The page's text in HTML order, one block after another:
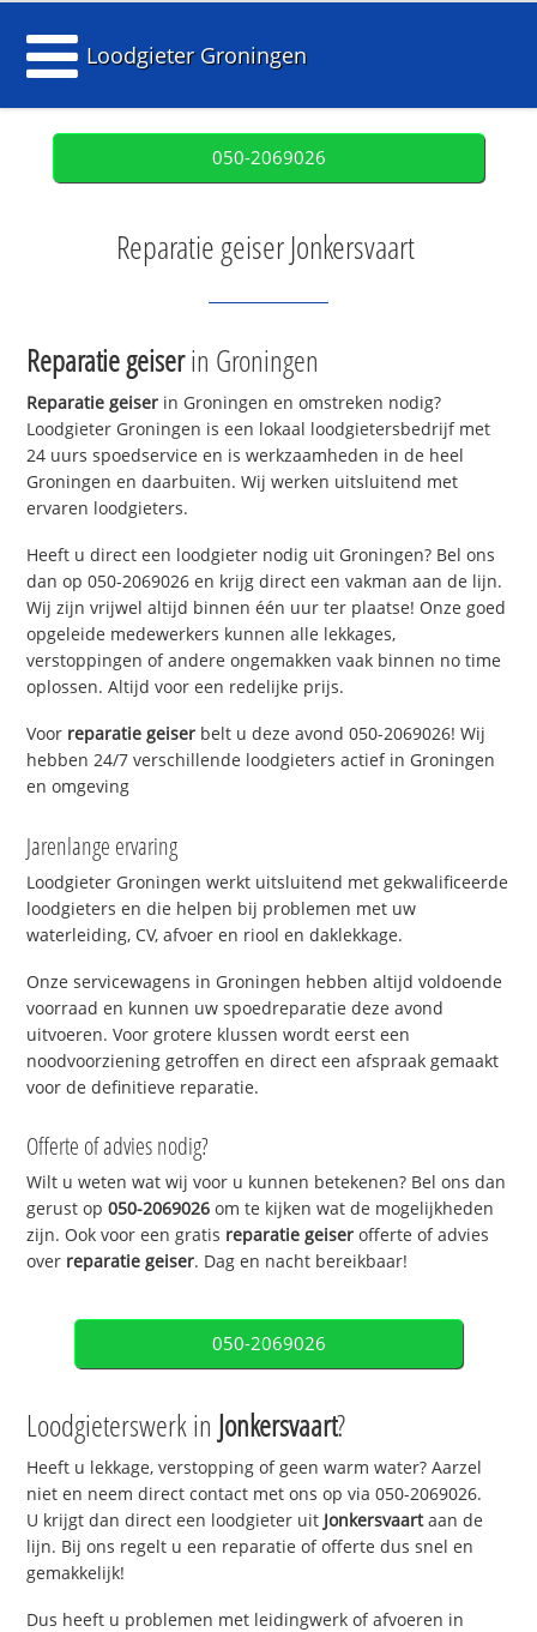
Loodgieter Groningen
050-2069026
Reparatie geiser Jonkersvaart
Reparatie geiserin Groningen
Reparatie geiser in Groningen en omstreken nodig?
Loodgieter Groningen is een lokaal loodgietersbedrijf met
24 uurs spoedservice en is werkzaamheden in de heel
Groningen en daarbuiten. Wij werken uitsluitend met
ervaren loodgieters.
Heeft u direct een loodgieter nodig uit Groningen? Bel ons
dan op 050-2069026 en krijg direct een vakman aan de lijn.
Wij zijn vrijwel altijd binnen één uur ter plaatse! Onze goed
opgeleide medewerkers kunnen alle lekkages,
verstoppingen of andere ongemakken vaak binnen no time
oplossen. Altijd voor een redelijke prijs.
Voor reparatie geiser belt u deze avond 050-2069026! Wij
hebben 24/7 verschillende loodgieters actief in Groningen
en omgeving
Jarenlange ervaring
Loodgieter Groningen werkt uitsluitend met gekwalificeerde
loodgieters en die helpen bij problemen met uw
waterleiding, CV, afvoer en riool en daklekkage.
Onze servicewagens in Groningen hebben altijd voldoende
voorraad en kunnen uw spoedreparatie deze avond
uitvoeren. Voor grotere klussen wordt eerst een
noodvoorziening getroffen en direct een afspraak gemaakt
voor de definitieve reparatie.
Offerte of advies nodig?
Wilt u weten wat wij voor u kunnen betekenen? Bel ons dan
gerust op050-2069026 om te kijken wat de mogelijkheden
zijn. Ook voor een gratis reparatie geiser offerte of advies
over reparatie geiser. Dag en nacht bereikbaar!
050-2069026
Loodgieterswerk in Jonkersvaart?
Heeft u lekkage, verstopping of geen warm water? Aarzel
niet en neem direct contact met ons op via 050-2069026.
U krijgt dan direct een loodgieter uit Jonkersvaartaan de
lijn. Bij ons regelt u een reparatie of offerte dus snel en
gemakkelijk!
Dus heeft u problemen met leidingwerk of afvoeren in